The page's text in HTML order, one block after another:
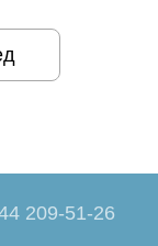
209-51-26